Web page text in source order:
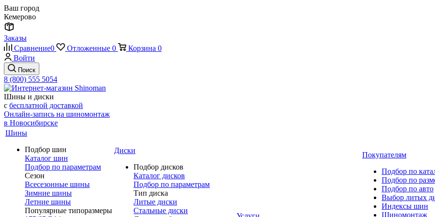
Ваш город
Кемерово
Заказы
Сравнение0 Отложенные 0 Корзина 0
Войти
Поиск
8 (800) 555 5054
Шины и диски
с бесплатной доставкой
Онлайн-запись на шиномонтаж
в Новосибирске
Шины
Подбор шин
Каталог шин
Подбор по параметрам
Сезон
Всесезонные шины
Зимние шины
Летние шины
Популярные типоразмеры
Диски
Подбор дисков
Каталог дисков
Подбор по параметрам
Тип диска
Литые диски
Стальные диски
Покупателям
Подбор по
Подбор по
Подбор по авто
Выбор литых
Индексы шин
Шиномонтаж